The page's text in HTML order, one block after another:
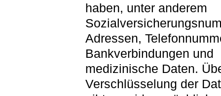
haben, unter anderem
Adressen,
Bankverbindungen und
medizinische Daten.
Verschlüsselung der